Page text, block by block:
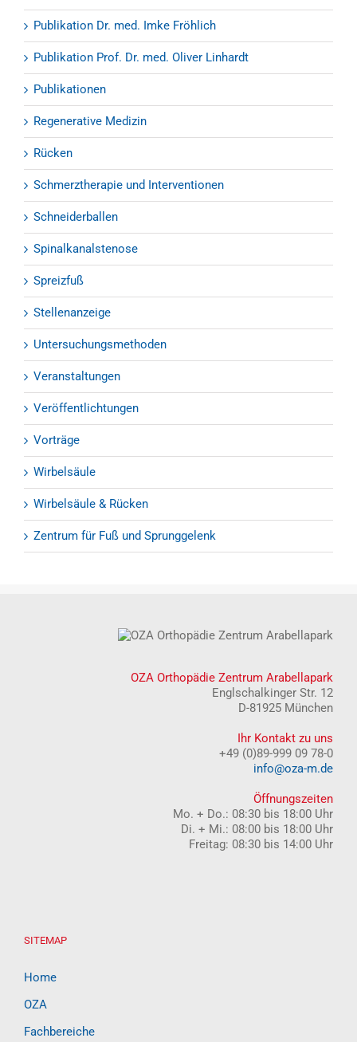
Publikation Dr. med. Imke Fröhlich
Publikation Prof. Dr. med. Oliver Linhardt
Publikationen
Regenerative Medizin
Rücken
Schmerztherapie und Interventionen
Schneiderballen
Spinalkanalstenose
Spreizfuß
Stellenanzeige
Untersuchungsmethoden
Veranstaltungen
Veröffentlichtungen
Vorträge
Wirbelsäule
Wirbelsäule & Rücken
Zentrum für Fuß und Sprunggelenk
OZA Orthopädie Zentrum Arabellapark
Englschalkinger Str. 12
D-81925 München
Ihr Kontakt zu uns
+49 (0)89-999 09 78-0
info@oza-m.de
Öffnungszeiten
Mo. + Do.: 08:30 bis 18:00 Uhr
Di. + Mi.: 08:00 bis 18:00 Uhr
Freitag: 08:30 bis 14:00 Uhr
SITEMAP
Home
OZA
Fachbereiche